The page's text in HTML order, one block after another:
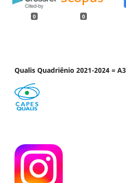
0 0
Qualis Quadriênio 2021-2024 = A3